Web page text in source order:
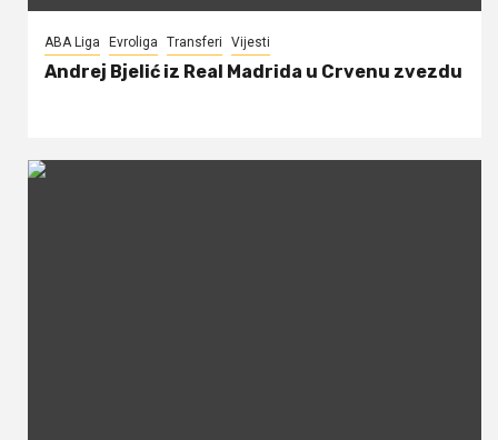
ABA Liga Evroliga Transferi Vijesti
Andrej Bjelić iz Real Madrida u Crvenu zvezdu